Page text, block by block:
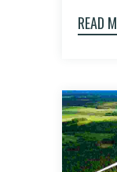
READ